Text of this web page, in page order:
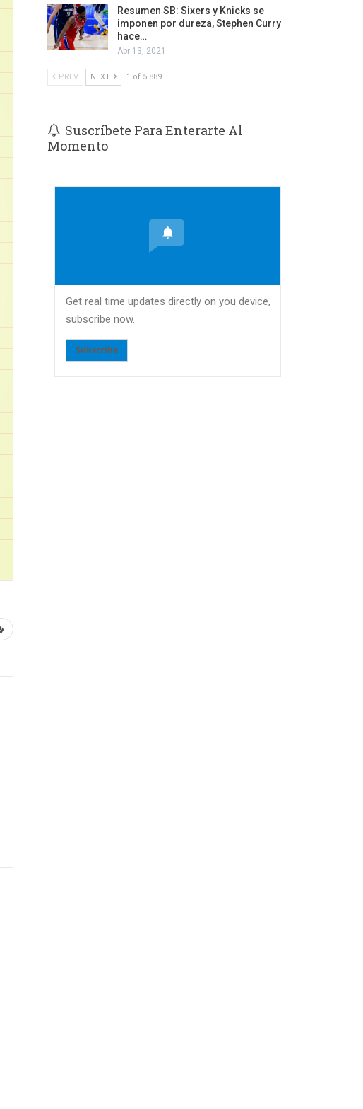
Resumen SB: Sixers y Knicks se
imponen por dureza, Stephen Curry
hace…
Abr 13, 2021
PREV NEXT 1 of 5.889
Suscríbete Para Enterarte Al
Momento
Get real time updates directly on you device,
subscribe now.
Subscribe